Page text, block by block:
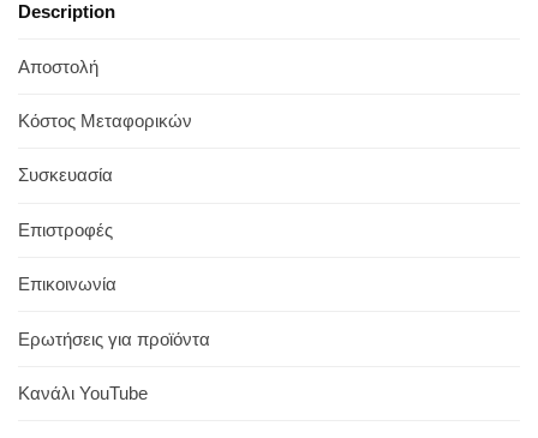
Description
Αποστολή
Κόστος Μεταφορικών
Συσκευασία
Επιστροφές
Επικοινωνία
Ερωτήσεις για προϊόντα
Κανάλι YouTube